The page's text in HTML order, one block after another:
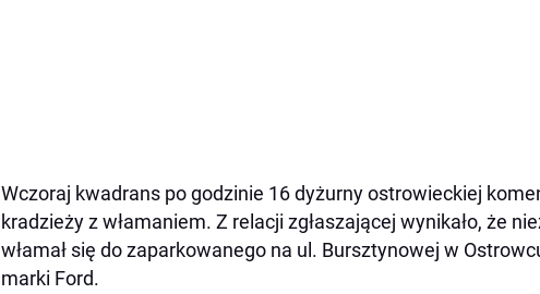
Wczoraj kwadrans po godzinie 16 dyżurny ostrowieckiej
kradzieży z włamaniem. Z relacji zgłaszającej wynikało, że
włamał się do zaparkowanego na ul. Bursztynowej w
marki Ford.